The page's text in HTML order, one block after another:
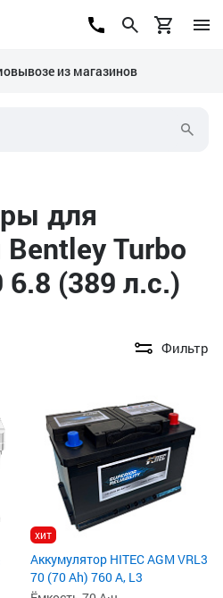
из магазинов
для
Turbo
(389 л.с.)
Фильтр
хит
Аккумулятор HITEC AGM VRL3
70 (70 Ah) 760 А, L3